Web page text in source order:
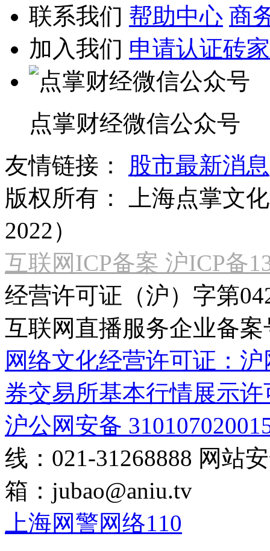
联系我们 帮助中心 商
加入我们 申请认证砖家
点掌财经微信公众号
友情链接：
股市最新消息
版权所有：
上海点掌文
2022）
互联网ICP备案 沪ICP备
经营许可证（沪）字第
互联网直播服务企业备案
网络文化经营许可证：
券交易所基本行情展示许
沪公网安备
线：021-31268888 网站
箱： jubao@aniu.tv
上海网警网络110